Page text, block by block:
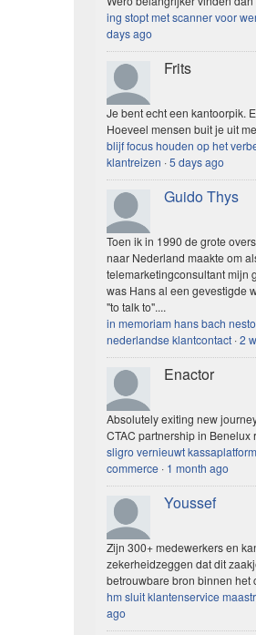
ing stopt met scanner voor
days ago
Frits
Je bent echt een kantoorpik.
Hoeveel mensen buit je uit
blijf focus houden op het
klantreizen ·5 days ago
Guido Thys
Toen ik in 1990 de grote
naar Nederland maakte om
telemarketingconsultant mijn
was Hans al een gevestigde
"to talk to"....
in memoriam hans bach
nederlandse klantcontact ·2
Enactor
Absolutely exiting new
CTAC partnership in Benelux
sligro vernieuwt
commerce · 1 month ago
Youssef
Zijn 300+ medewerkers en
zekerheidzeggen dat dit
betrouwbare bron binnen het
hm sluit klantenservice
ago